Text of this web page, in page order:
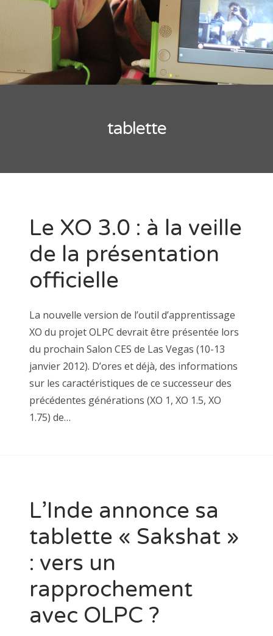
tablette
Le XO 3.0 : à la veille
de la présentation
officielle
La nouvelle version de l’outil d’apprentissage
XO du projet OLPC devrait être présentée lors
du prochain Salon CES de Las Vegas (10-13
janvier 2012). D’ores et déjà, des informations
sur les caractéristiques de ce successeur des
précédentes générations (XO 1, XO 1.5, XO
1.75) de…
L’Inde annonce sa
tablette « Sakshat »
: vers un
rapprochement
avec OLPC ?